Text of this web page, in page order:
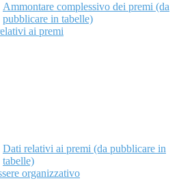
Ammontare complessivo dei premi (da
pubblicare in tabelle)
ai premi
Dati relativi ai premi (da pubblicare in
tabelle)
organizzativo